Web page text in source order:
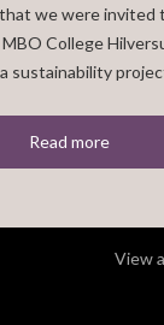
we were invited
College
sustainability
Read more
View